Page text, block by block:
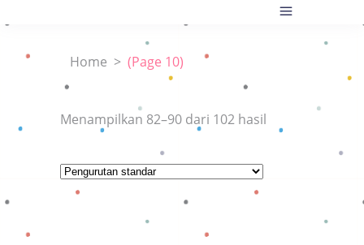
Home > (Page 10)
Menampilkan 82–90 dari 102 hasil